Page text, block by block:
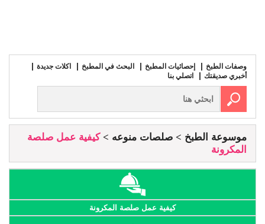
وصفات الطبخ إحصائيات المطبخ البحث في المطبخ
اكلات جديدة
أخبري صديقتك
اتصلي بنا
موسوعة الطبخ صلصات منوعه
كيفية عمل صلصة
المكرونة
كيفية عمل صلصة المكرونة